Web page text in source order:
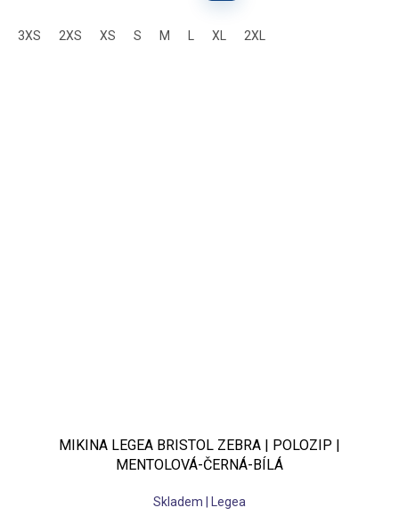
3XS 2XS XS S M XL 2XL
MIKINA LEGEA BRISTOL ZEBRA | POLOZIP |
MENTOLOVÁ-ČERNÁ-BÍLÁ
Skladem | Legea